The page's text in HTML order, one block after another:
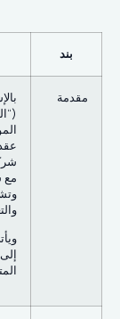
بند
مقدمة
مع